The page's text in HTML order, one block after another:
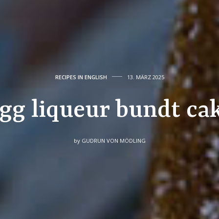
RECIPES IN ENGLISH 13. MÄRZ 2025
liqueur bundt
by GUDRUN VON MÖDLING